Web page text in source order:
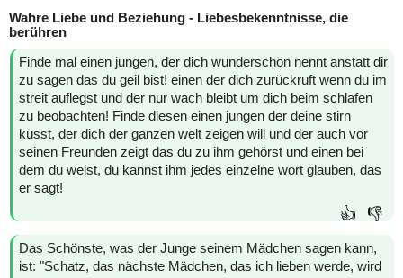
Wahre Liebe und Beziehung - Liebesbekenntnisse, die
berühren
Finde mal einen jungen, der dich wunderschön nennt anstatt dir
zu sagen das du geil bist! einen der dich zurückruft wenn du im
streit auflegst und der nur wach bleibt um dich beim schlafen
zu beobachten! Finde diesen einen jungen der deine stirn
küsst, der dich der ganzen welt zeigen will und der auch vor
seinen Freunden zeigt das du zu ihm gehörst und einen bei
dem du weist, du kannst ihm jedes einzelne wort glauben, das
er sagt!
👍 👎
Das Schönste, was der Junge seinem Mädchen sagen kann,
ist: "Schatz, das nächste Mädchen, das ich lieben werde, wird